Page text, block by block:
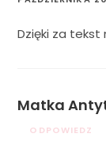
Dzięki za tekst
Matka
ODPOWIEDZ